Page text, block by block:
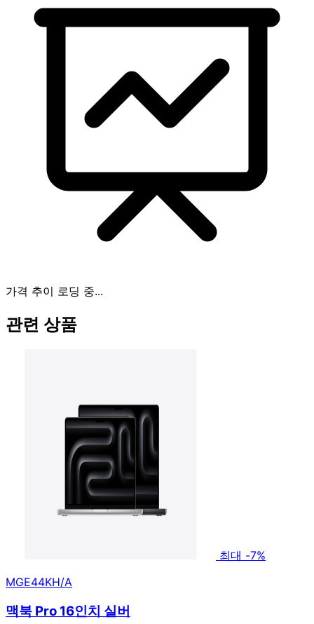
가격 추이 로딩 중...
관련 상품
최대 -7%
MGE44KH/A
맥북 Pro 16인치 실버